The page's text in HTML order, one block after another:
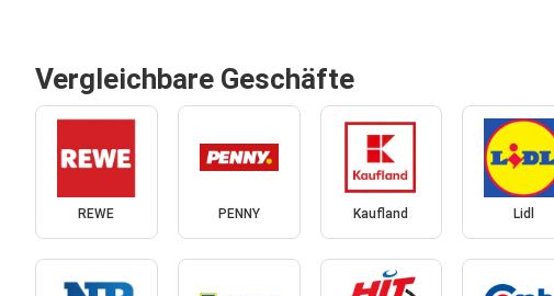
Vergleichbare Geschäfte
REWE PENNY Kaufland Lidl